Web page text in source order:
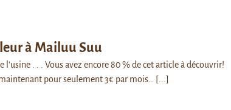
à Mailuu Suu
l'usine . . . Vous avez encore 80 % de cet article à découvrir!
pour seulement 3€ par mois…
[...]